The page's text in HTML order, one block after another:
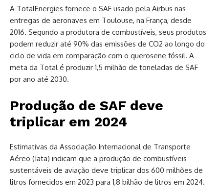
A TotalEnergies fornece o SAF usado pela Airbus nas
entregas de aeronaves em Toulouse, na França, desde
2016. Segundo a produtora de combustíveis, seus produtos
podem reduzir até 90% das emissões de CO2 ao longo do
ciclo de vida em comparação com o querosene fóssil. A
meta da Total é produzir 1,5 milhão de toneladas de SAF
por ano até 2030.
Produção de SAF deve
triplicar em 2024
Estimativas da Associação Internacional de Transporte
Aéreo (Iata) indicam que a produção de combustíveis
sustentáveis de aviação deve triplicar dos 600 milhões de
litros fornecidos em 2023 para 1,8 bilhão de litros em 2024.